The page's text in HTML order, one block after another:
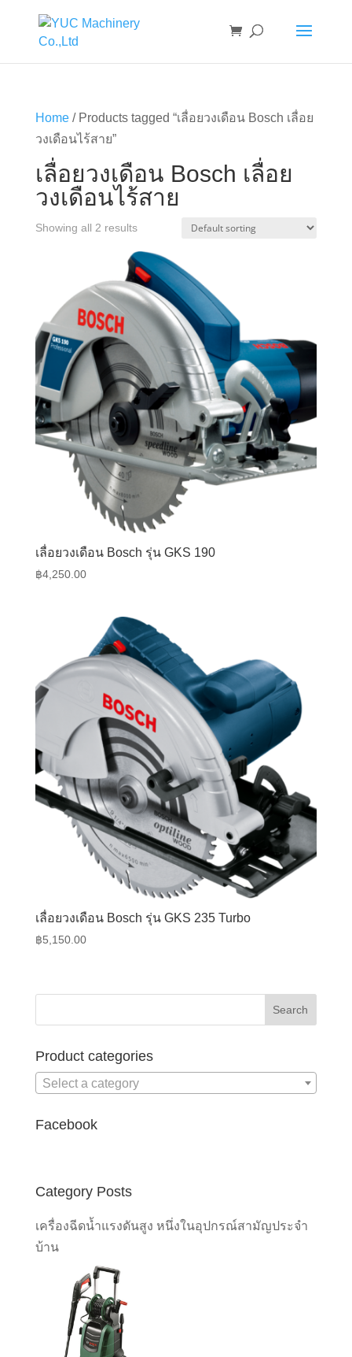
Home/ Products tagged “เลื่อยวงเดือน Bosch เลื่อย
วงเดือนไร้สาย”
เลื่อยวงเดือน Bosch เลื่อย
วงเดือนไร้สาย
Showing all 2 results
เลื่อยวงเดือน Bosch รุ่น GKS 190
฿4,250.00
เลื่อยวงเดือน Bosch รุ่น GKS 235 Turbo
฿5,150.00
Product categories
Select a category
Facebook
Category Posts
เครื่องฉีดน้ำแรงดันสูง หนึ่งในอุปกรณ์สามัญประจำ
บ้าน